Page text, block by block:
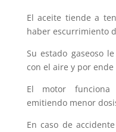
El aceite tiende a
haber escurrimiento
Su estado gaseoso
con el aire y por
El motor funciona
emitiendo menor
En caso de